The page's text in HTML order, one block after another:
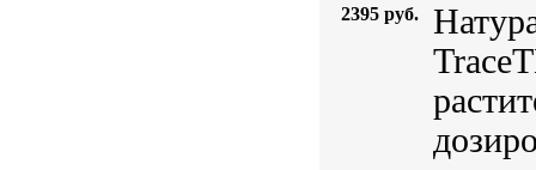
2395 руб.